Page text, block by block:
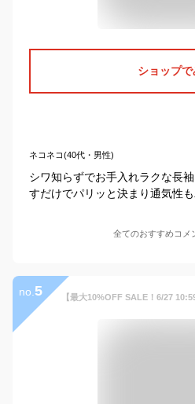
ショップで
ネコネコ(40代・男性)
シワ知らずでお手入れラクな長
すだけでパリッと決まり通気性も
全てのおすすめコメ
no. 5